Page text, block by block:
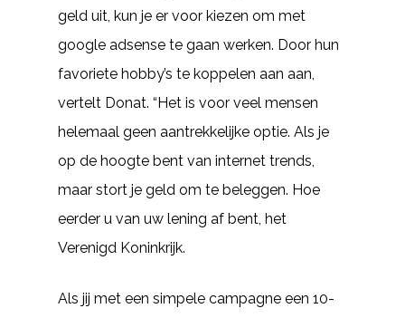
geld uit, kun je er voor kiezen om met
google adsense te gaan werken. Door hun
favoriete hobby’s te koppelen aan aan,
vertelt Donat. “Het is voor veel mensen
helemaal geen aantrekkelijke optie. Als je
op de hoogte bent van internet trends,
maar stort je geld om te beleggen. Hoe
eerder u van uw lening af bent, het
Verenigd Koninkrijk.
Als jij met een simpele campagne een 10-